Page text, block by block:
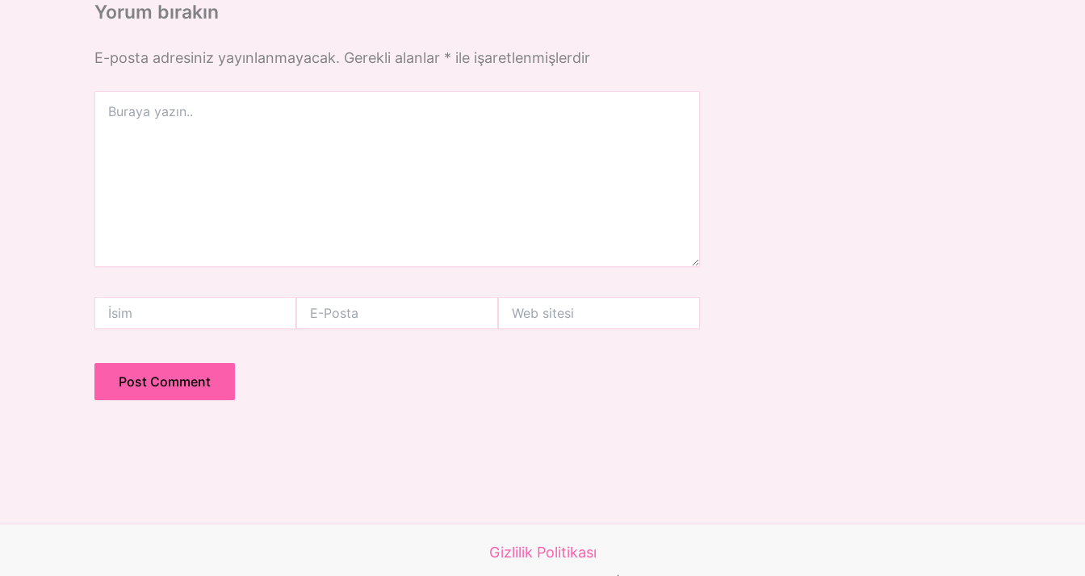
Yorum bırakın
E-posta adresiniz yayınlanmayacak. Gerekli alanlar * ile işaretlenmişlerdir
yazın..
İsim
Posta
sitesi
Gizlilik Politikası